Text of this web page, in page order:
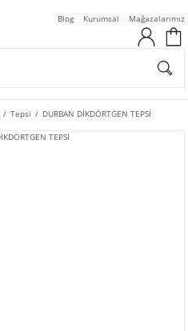
Blog Kurumsal Mağazalarımız
Tepsi DURBAN DİKDÖRTGEN TEPSİ